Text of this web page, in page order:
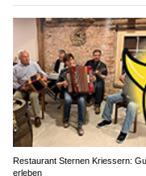
Restaurant Sternen Kriessern:
erleben